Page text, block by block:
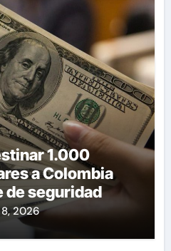
1.000
a Colombia
de seguridad
2026